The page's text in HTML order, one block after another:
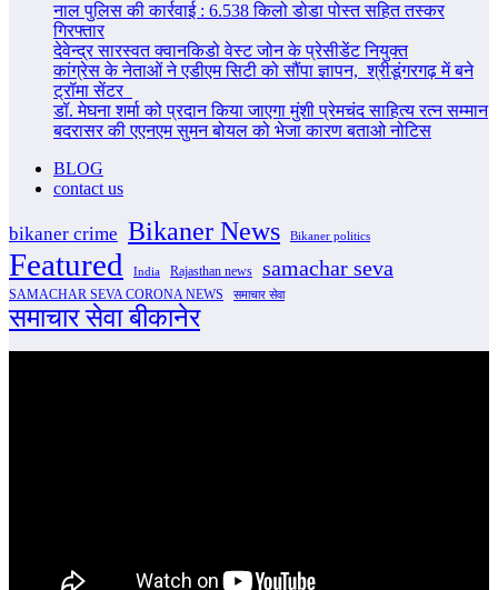
नाल पुलिस की कार्रवाई : 6.538 किलो डोडा पोस्त सहित तस्कर
गिरफ्तार
देवेन्द्र सारस्वत क्वानकिडो वेस्ट जोन के प्रेसीडेंट नियुक्त
कांग्रेस के नेताओं ने एडीएम सिटी को सौंपा ज्ञापन, श्रीडूंगरगढ़ में बने
ट्रॉमा सेंटर
डॉ. मेघना शर्मा को प्रदान किया जाएगा मुंशी प्रेमचंद साहित्य रत्न सम्‍मान
बदरासर की एएनएम सुमन बोयल को भेजा कारण बताओ नोटिस
BLOG
contact us
bikaner crime Bikaner News Bikaner politics
Featured India Rajasthan news samachar seva
SAMACHAR SEVA CORONA NEWS समाचार सेवा
समाचार सेवा बीकानेर